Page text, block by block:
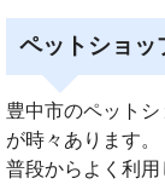
ペットショッ
豊中市のペット
が時々あります。
普段からよく利